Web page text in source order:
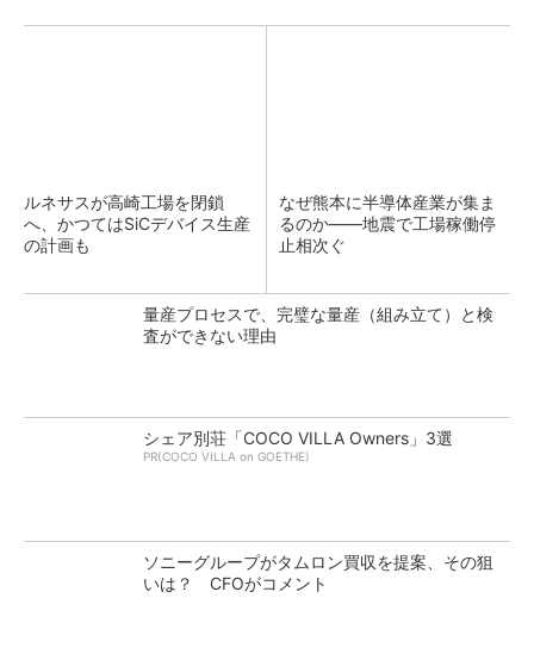
ルネサスが高崎工場を閉鎖
へ、かつてはSiCデバイス生産
の計画も
なぜ熊本に半導体産業が集ま
るのか――地震で工場稼働停
止相次ぐ
量産プロセスで、完璧な量産（組み立て）と検
査ができない理由
シェア別荘「COCO VILLA Owners」3選
PR(COCO VILLA on GOETHE)
ソニーグループがタムロン買収を提案、その狙
いは？ CFOがコメント